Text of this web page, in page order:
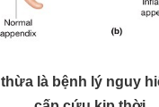
là bệnh lý nguy